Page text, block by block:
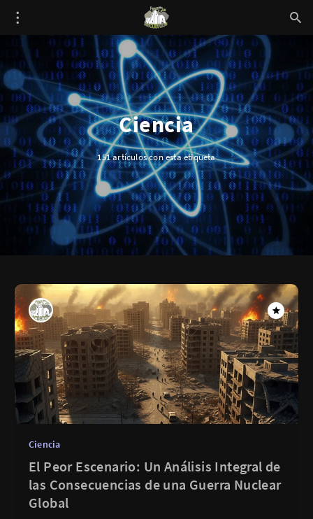
Ciencia
151 artículos con esta etiqueta
Ciencia
El Peor Escenario: Un Análisis Integral de
las Consecuencias de una Guerra Nuclear
Global